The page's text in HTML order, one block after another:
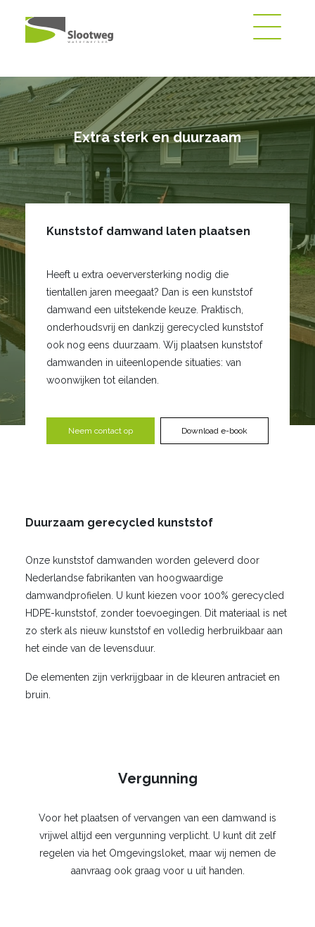
Extra sterk en duurzaam
Kunststof damwand laten plaatsen
Heeft u extra oeverversterking nodig die
tientallen jaren meegaat? Dan is een kunststof
damwand een uitstekende keuze. Praktisch,
onderhoudsvrij en dankzij gerecycled kunststof
ook nog eens duurzaam. Wij plaatsen kunststof
damwanden in uiteenlopende situaties: van
woonwijken tot eilanden.
Neem contact op Download e-book
Duurzaam gerecycled kunststof
Onze kunststof damwanden worden geleverd door
Nederlandse fabrikanten van hoogwaardige
damwandprofielen. U kunt kiezen voor 100% gerecycled
HDPE-kunststof, zonder toevoegingen. Dit materiaal is net
zo sterk als nieuw kunststof en volledig herbruikbaar aan
het einde van de levensduur.
De elementen zijn verkrijgbaar in de kleuren antraciet en
bruin.
Vergunning
Voor het plaatsen of vervangen van een damwand is
vrijwel altijd een vergunning verplicht. U kunt dit zelf
regelen via het Omgevingsloket, maar wij nemen de
aanvraag ook graag voor u uit handen.